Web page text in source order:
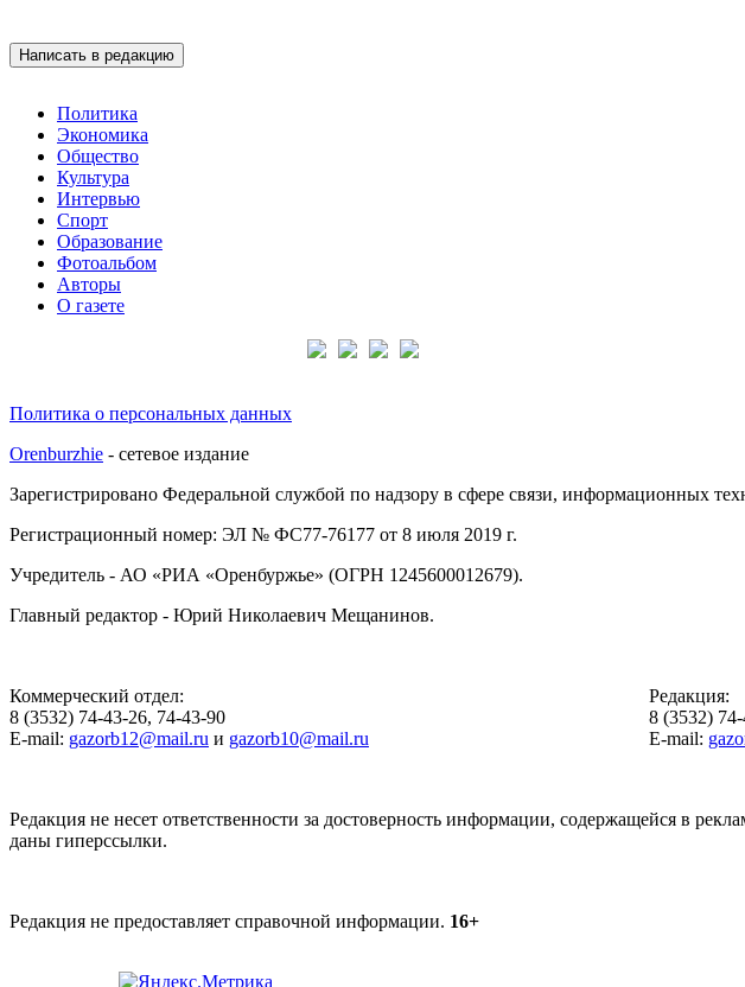
Написать в редакцию
Политика
Экономика
Общество
Культура
Интервью
Спорт
Образование
Фотоальбом
Авторы
О газете
Политика о персональных данных
Orenburzhie - сетевое издание
Зарегистрировано Федеральной службой по надзору в сфере связи, информационных
Регистрационный номер: ЭЛ № ФС77-76177 от 8 июля 2019 г.
Учредитель - АО «РИА «Оренбуржье» (ОГРН 1245600012679).
Главный редактор - Юрий Николаевич Мещанинов.
Коммерческий отдел:
8 (3532) 74-43-26, 74-43-90
E-mail: gazorb12@mail.ru и gazorb10@mail.ru
Редакция:
8 (3532)
E-mail:
Редакция не несет ответственности за достоверность информации, содержащейся в
даны гиперссылки.
Редакция не предоставляет справочной информации. 16+